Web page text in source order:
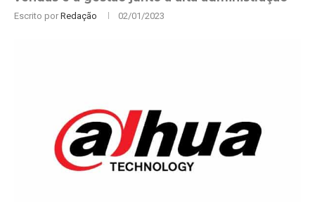
Escrito por Redação 02/01/2023